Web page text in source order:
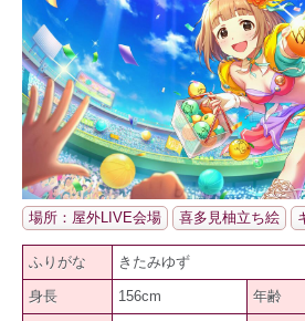
場所：屋外LIVE会場 喜多見柚立ち絵
ふりがな きたみゆず
身長 156cm 年齢